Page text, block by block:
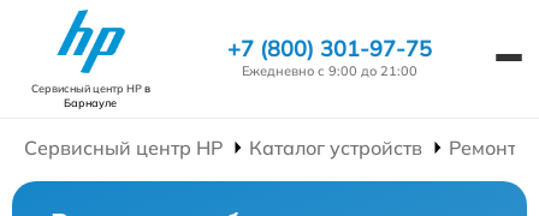
Сервисный центр HPв
Барнауле
+7 (800) 301-97-75
Ежедневно с 9:00 до 21:00
Сервисный центр HP Каталог устройств Ремонт